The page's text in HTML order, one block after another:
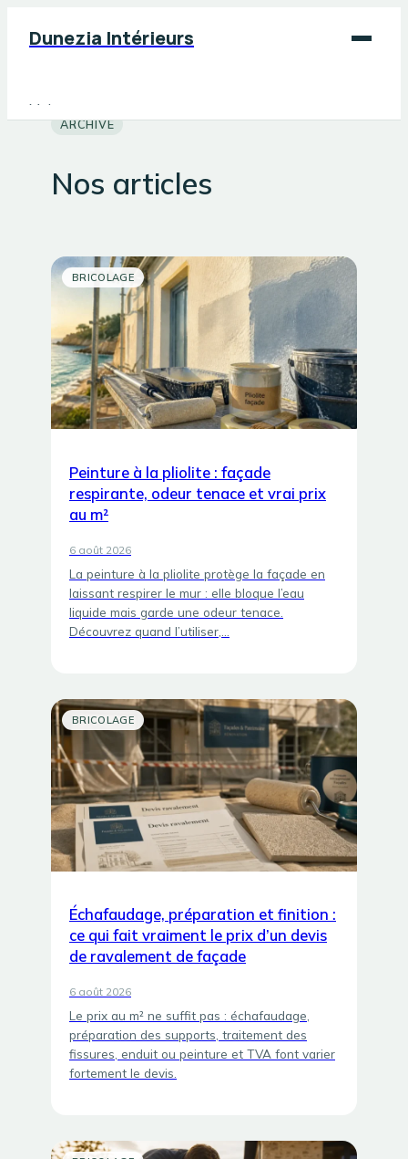
Dunezia Intérieurs
Maison
Jardinage
ARCHIVE
Nos articles
BRICOLAGE
Peinture à la pliolite : façade
respirante, odeur tenace et vrai prix
au m²
6 août 2026
La peinture à la pliolite protège la façade en
laissant respirer le mur : elle bloque l’eau
liquide mais garde une odeur tenace.
Découvrez quand l’utiliser,…
BRICOLAGE
Échafaudage, préparation et finition :
ce qui fait vraiment le prix d’un devis
de ravalement de façade
6 août 2026
Le prix au m² ne suffit pas : échafaudage,
préparation des supports, traitement des
fissures, enduit ou peinture et TVA font varier
fortement le devis.